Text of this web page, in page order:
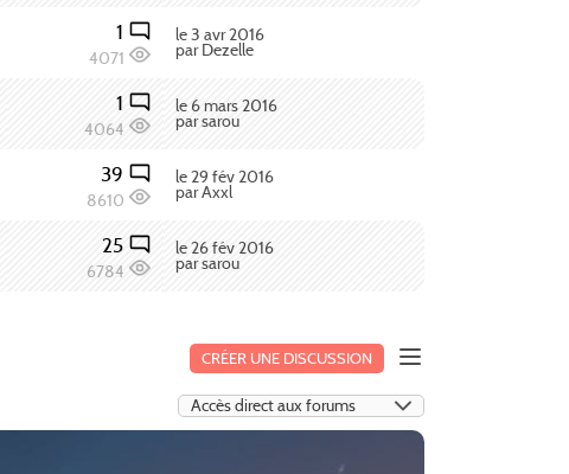
1
4071
le 3 avr 2016
par Dezelle
1
4064
le 6 mars 2016
par sarou
39
8610
le 29 fév 2016
par Axxl
25
6784
le 26 fév 2016
par sarou
CRÉER UNE DISCUSSION